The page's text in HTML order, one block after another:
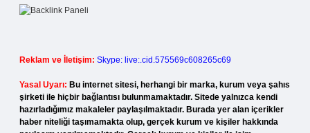
Reklam ve İletişim: Skype: live:.cid.575569c608265c69
Yasal Uyarı: Bu internet sitesi, herhangi bir marka, kurum veya şahıs
şirketi ile hiçbir bağlantısı bulunmamaktadır. Sitede yalnızca kendi
hazırladığımız makaleler paylaşılmaktadır. Burada yer alan içerikler
haber niteliği taşımamakta olup, gerçek kurum ve kişiler hakkında